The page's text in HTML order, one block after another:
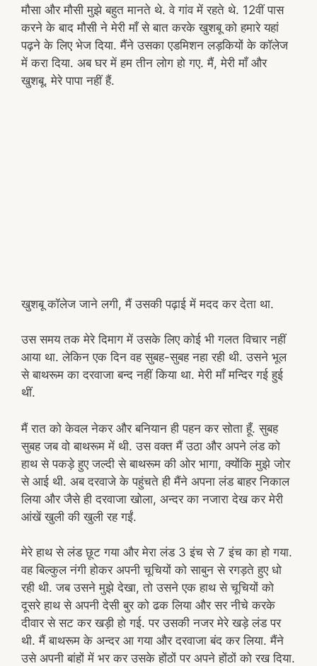
मौसा और मौसी मुझे बहुत मानते थे. वे गांव में रहते थे. 12वीं पास
करने के बाद मौसी ने मेरी माँ से बात करके खुशबू को हमारे यहां
पढ़ने के लिए भेज दिया. मैंने उसका एडमिशन लड़कियों के कॉलेज
में करा दिया. अब घर में हम तीन लोग हो गए. मैं, मेरी माँ और
खुशबू. मेरे पापा नहीं हैं.
खुशबू कॉलेज जाने लगी, मैं उसकी पढ़ाई में मदद कर देता था.
उस समय तक मेरे दिमाग में उसके लिए कोई भी गलत विचार नहीं
आया था. लेकिन एक दिन वह सुबह-सुबह नहा रही थी. उसने भूल
से बाथरूम का दरवाजा बन्द नहीं किया था. मेरी माँ मन्दिर गई हुई
थीं.
मैं रात को केवल नेकर और बनियान ही पहन कर सोता हूँ. सुबह
सुबह जब वो बाथरूम में थी. उस वक्त मैं उठा और अपने लंड को
हाथ से पकड़े हुए जल्दी से बाथरूम की ओर भागा, क्योंकि मुझे जोर
से आई थी. अब दरवाजे के पहुंचते ही मैंने अपना लंड बाहर निकाल
लिया और जैसे ही दरवाजा खोला, अन्दर का नजारा देख कर मेरी
आंखें खुली की खुली रह गईं.
मेरे हाथ से लंड छूट गया और मेरा लंड 3 इंच से 7 इंच का हो गया.
वह बिल्कुल नंगी होकर अपनी चूचियों को साबुन से रगड़ते हुए धो
रही थी. जब उसने मुझे देखा, तो उसने एक हाथ से चूचियों को
दूसरे हाथ से अपनी देसी बुर को ढक लिया और सर नीचे करके
दीवार से सट कर खड़ी हो गई. पर उसकी नजर मेरे खड़े लंड पर
थी. मैं बाथरूम के अन्दर आ गया और दरवाजा बंद कर लिया. मैंने
उसे अपनी बांहों में भर कर उसके होंठों पर अपने होंठों को रख दिया.